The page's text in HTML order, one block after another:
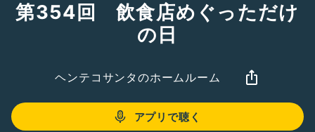
第354回 飲食店めぐっただけ
の日
ヘンテコサンタのホームルーム
アプリで聴く